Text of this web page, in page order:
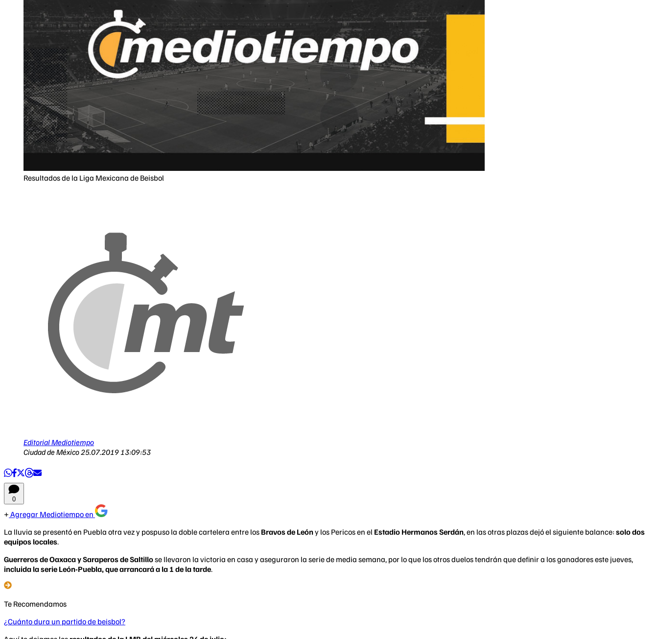
Resultados de la Liga Mexicana de Beisbol
Editorial Mediotiempo
Ciudad de México25.07.2019 13:09:53
0
Agregar Mediotiempo en
La lluvia se presentó en Puebla otra vez y pospuso la doble cartelera entre los Bravos de Leóny los Pericos en el Estadio Hermanos Serdán, en las otras plazas dejó el siguiente balance: solo dos
equipos locales.
Guerreros de Oaxaca y Saraperos de Saltillose llevaron la victoria en casa y aseguraron la serie de media semana, por lo que los otros duelos tendrán que definir a los ganadores este jueves,
incluida la serie León-Puebla, que arrancará a la 1 de la tarde.
Te Recomendamos
¿Cuánto dura un partido de beisbol?